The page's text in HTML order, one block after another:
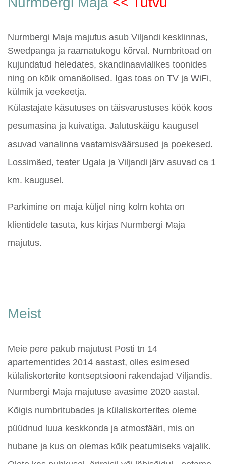
Nurmbergi Maja majutus asub Viljandi kesklinnas,
Swedpanga ja raamatukogu kõrval. Numbritoad on
kujundatud heledates, skandinaavialikes toonides
ning on kõik omanäolised. Igas toas on TV ja WiFi,
külmik ja veekeetja.
Külastajate käsutuses on täisvarustuses köök koos
pesumasina ja kuivatiga. Jalutuskäigu kaugusel
asuvad vanalinna vaatamisväärsused ja poekesed.
Lossimäed, teater Ugala ja Viljandi järv asuvad ca 1
km. kaugusel.
Parkimine on maja küljel ning kolm kohta on
klientidele tasuta, kus kirjas Nurmbergi Maja
majutus.
Meist
Meie pere pakub majutust Posti tn 14
apartementides 2014 aastast, olles esimesed
külaliskorterite kontseptsiooni rakendajad Viljandis.
Nurmbergi Maja majutuse avasime 2020 aastal.
Kõigis numbritubades ja külaliskorterites oleme
püüdnud luua keskkonda ja atmosfääri, mis on
hubane ja kus on olemas kõik peatumiseks vajalik.